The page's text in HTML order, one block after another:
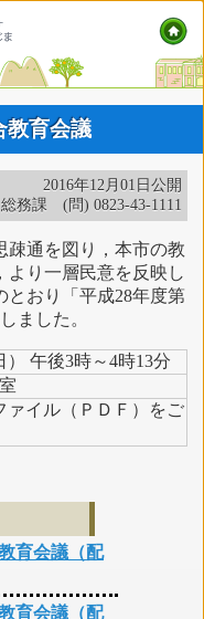
教育会議
2016年12月01日公開
総務課 (問) 0823-43-1111
通を図り，本市の教
より一層民意を反映し
とおり「平成28年度第
ました。
） 午後3時～4時13分
ァイル（ＰＤＦ）をご
育会議（配
育会議（配